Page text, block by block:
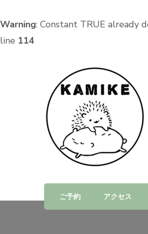
Warning: Constant TRUE already
line 114
ご予約 アクセス